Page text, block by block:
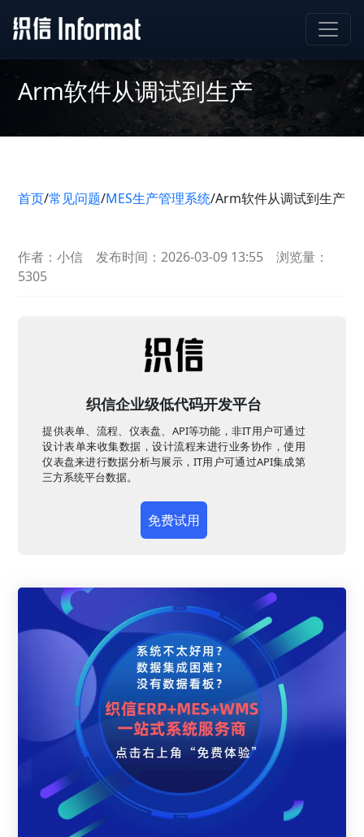
Arm软件从调试到生产
首页/常见问题/MES生产管理系统/Arm软件从调试到生产
作者：小信 发布时间：2026-03-09 13:55
浏览量：
5305
织信企业级低代码开发平台
提供表单、流程、仪表盘、API等功能，非IT用户可通过
设计表单来收集数据，设计流程来进行业务协作，使用
仪表盘来进行数据分析与展示，IT用户可通过API集成第
三方系统平台数据。
免费试用